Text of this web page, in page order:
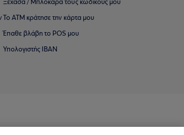
Ξέχασα / Μπλόκαρα τους κωδικούς μου
Το ΑΤΜ κράτησε την κάρτα μου
Έπαθε βλάβη το POS μου
Υπολογιστής IBAN